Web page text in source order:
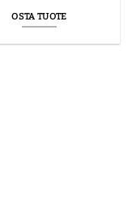
OSTA TUOTE